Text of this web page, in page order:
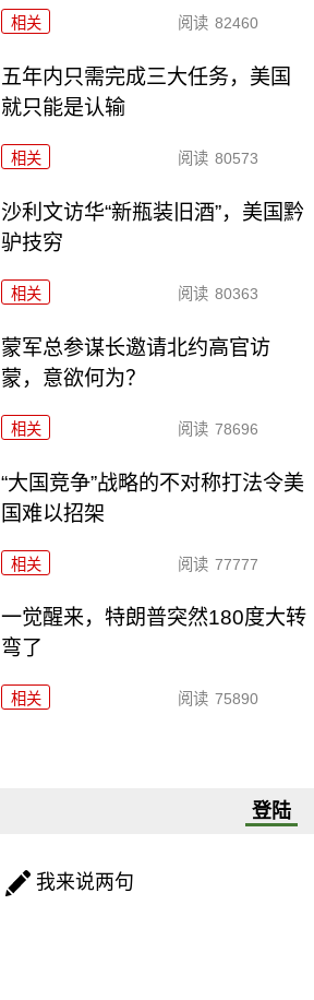
相关 阅读 82460
五年内只需完成三大任务，美国
就只能是认输
相关 阅读 80573
沙利文访华“新瓶装旧酒”，美国黔
驴技穷
相关 阅读 80363
​蒙军总参谋长邀请北约高官访
蒙，意欲何为？
相关 阅读 78696
“大国竞争”战略的不对称打法令美
国难以招架
相关 阅读 77777
一觉醒来，特朗普突然180度大转
弯了
相关 阅读 75890
登陆
我来说两句